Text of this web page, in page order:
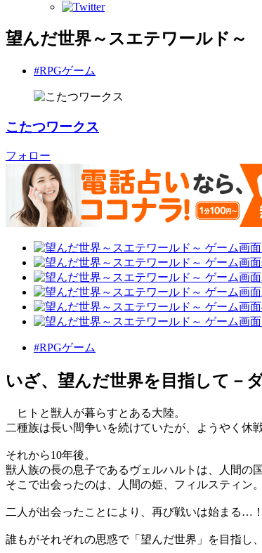
望んだ世界～スエテワールド～
#RPGゲーム
こたつワークス
フォロー
#RPGゲーム
いざ、望んだ世界を目指して－
ヒトと獣人が暮らすとある大陸。
二種族は長い間争いを続けていたが、ようやく休
それから10年後。
獣人族の長の息子であるヴェルハルトは、人間の
そこで出会ったのは、人間の姫、フィルスティン。
二人が出会ったことにより、再び戦いは始まる…！
誰もがそれぞれの思惑で「望んだ世界」を目指し